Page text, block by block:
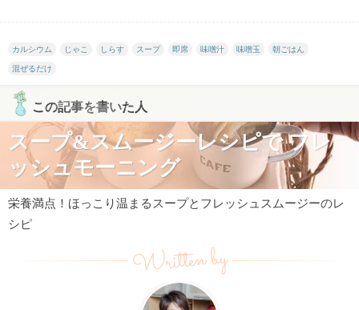
カルシウム じゃこ しらす スープ 即席 味噌汁 味噌玉 朝ごはん
混ぜるだけ
この記事を書いた人
スープ&スムージーレシピで フレ
ッシュモーニング
栄養満点！ほっこり温まるスープとフレッシュスムージーのレ
シピ
Written by